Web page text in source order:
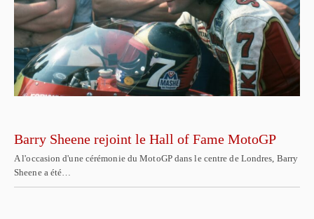
Barry Sheene rejoint le Hall of Fame MotoGP
A l'occasion d'une cérémonie du MotoGP dans le centre de Londres, Barry
Sheene a été…